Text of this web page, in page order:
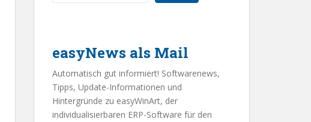
easyNews als Mail
Automatisch gut informiert! Softwarenews,
Tipps, Update-Informationen und
Hintergründe zu easyWinArt, der
individualisierbaren ERP-Software für den